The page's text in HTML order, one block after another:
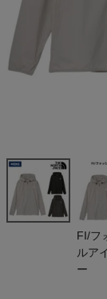
最近閲覧した商品
ップフーディ
THE NORTH
FACE
(税込)
THE NORTH
FI/フ
ルア
ー